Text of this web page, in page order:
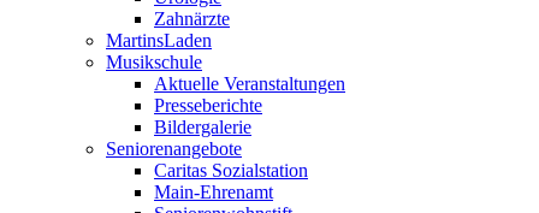
Zahnärzte
MartinsLaden
Musikschule
Aktuelle Veranstaltungen
Presseberichte
Bildergalerie
Seniorenangebote
Caritas Sozialstation
Main-Ehrenamt